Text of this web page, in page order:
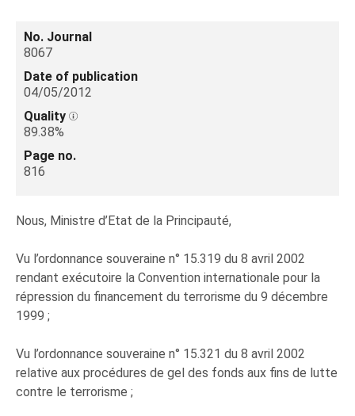
No. Journal
8067
Date of publication
04/05/2012
Quality
89.38%
Page no.
816
Nous, Ministre d’Etat de la Principauté,
Vu l’ordonnance souveraine n° 15.319 du 8 avril 2002
rendant exécutoire la Convention internationale pour la
répression du financement du terrorisme du 9 décembre
1999 ;
Vu l’ordonnance souveraine n° 15.321 du 8 avril 2002
relative aux procédures de gel des fonds aux fins de lutte
contre le terrorisme ;